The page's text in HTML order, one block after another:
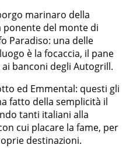
marinaro della
ponente del monte di
Paradiso: una delle
è la focaccia, il pane
banconi degli Autogrill.
ed Emmental: questi gli
fatto della semplicità il
tanti italiani alla
cui placare la fame, per
destinazioni.